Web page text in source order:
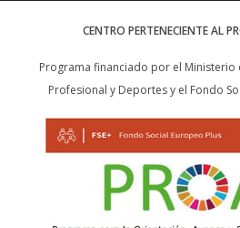
CENTRO PERTENECIENTE AL
Programa financiado por el Ministerio
Profesional y Deportes y el Fondo